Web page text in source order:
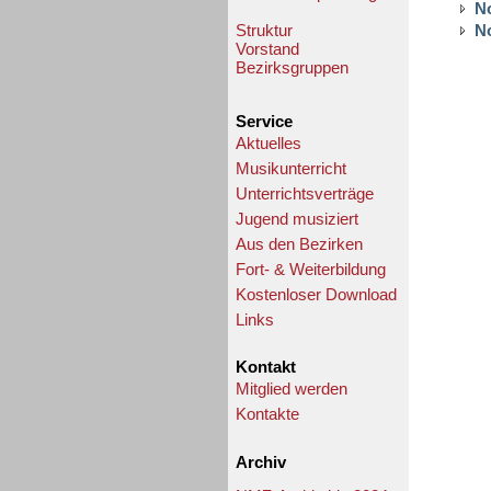
Struktur
Vorstand
Bezirksgruppen
Service
Aktuelles
Musikunterricht
Unterrichtsverträge
Jugend musiziert
Aus den Bezirken
Fort- & Weiterbildung
Kostenloser Download
Links
Kontakt
Mitglied werden
Kontakte
Archiv